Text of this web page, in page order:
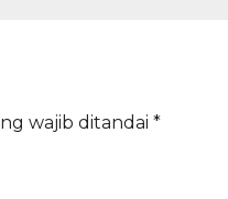
wajib ditandai *